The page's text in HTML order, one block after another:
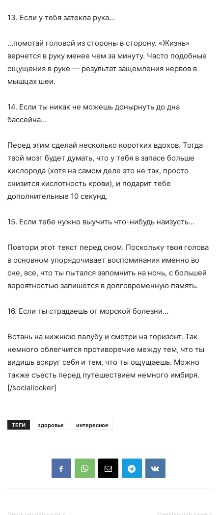
13. Если у тебя затекла рука…
…помотай головой из стороны в сторону. «Жизнь»
вернется в руку менее чем за минуту. Часто подобные
ощущения в руке — результат защемления нервов в
мышцах шеи.
14. Если ты никак не можешь донырнуть до дна
бассейна…
Перед этим сделай несколько коротких вдохов. Тогда
твой мозг будет думать, что у тебя в запасе больше
кислорода (хотя на самом деле это не так, просто
снизится кислотность крови), и подарит тебе
дополнительные 10 секунд.
15. Если тебе нужно выучить что-нибудь наизусть…
Повтори этот текст перед сном. Поскольку твоя голова
в основном упорядочивает воспоминания именно во
сне, все, что ты пытался запомнить на ночь, с большей
вероятностью запишется в долговременную память.
16. Если ты страдаешь от морской болезни…
Встань на нижнюю палубу и смотри на горизонт. Так
немного облегчится противоречие между тем, что ты
видишь вокруг себя и тем, что ты ощущаешь. Можно
также съесть перед путешествием немного имбиря.
[/sociallocker]
ТЕГИ здоровье интересное